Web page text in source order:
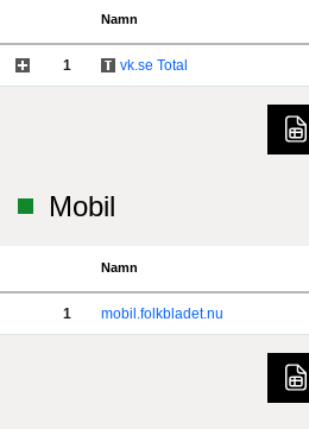
Namn
1 vk.se Total
Mobil
Namn
1 mobil.folkbladet.nu